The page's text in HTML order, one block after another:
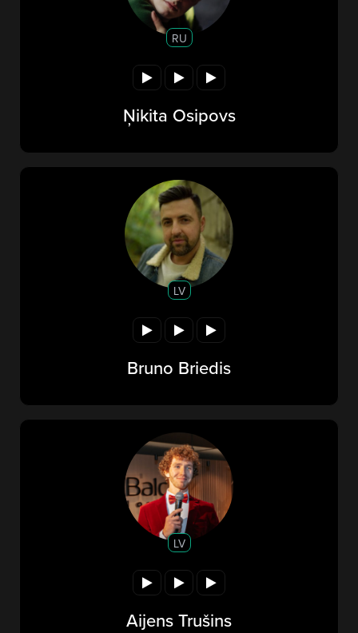
RU
Ņikita Osipovs
LV
Bruno Briedis
LV
Aijens Trušins